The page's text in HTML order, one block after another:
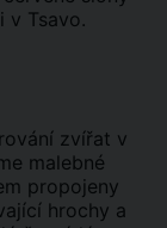
v Tsavo.
zvířat v
malebné
propojeny
hrochy a